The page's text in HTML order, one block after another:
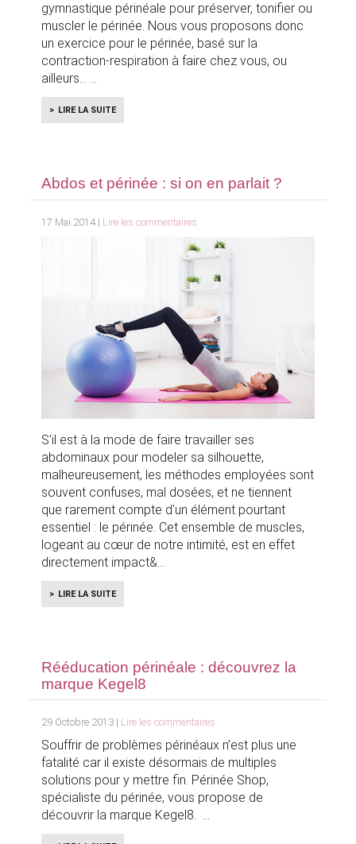
gymnastique périnéale pour préserver, tonifier ou
muscler le périnée. Nous vous proposons donc
un exercice pour le périnée, basé sur la
contraction-respiration à faire chez vous, ou
ailleurs...
LIRE LA SUITE
Abdos et périnée : si on en parlait ?
17 Mai 2014 | Lire les commentaires
S'il est à la mode de faire travailler ses
abdominaux pour modeler sa silhouette,
malheureusement, les méthodes employées sont
souvent confuses, mal dosées, et ne tiennent
que rarement compte d'un élément pourtant
essentiel : le périnée. Cet ensemble de muscles,
logeant au cœur de notre intimité, est en effet
directement impact&
LIRE LA SUITE
Rééducation périnéale : découvrez la
marque Kegel8
29 Octobre 2013 | Lire les commentaires
Souffrir de problèmes périnéaux n’est plus une
fatalité car il existe désormais de multiples
solutions pour y mettre fin. Périnée Shop,
spécialiste du périnée, vous propose de
découvrir la marque Kegel8.